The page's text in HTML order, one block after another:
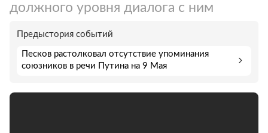
должного уровня диалога с ним
Предыстория событий
Песков растолковал отсутствие упоминания
союзников в речи Путина на 9 Мая